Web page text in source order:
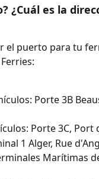
¿Cuál es la
el puerto para tu
Porte 3B
Porte 3C, Port
1 Alger, Rue
Marítimas